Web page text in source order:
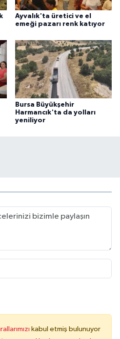
Ayvalık'ta üretici ve el
emeği pazarı renk katıyor
Bursa Büyükşehir
Harmancık'ta da yolları
yeniliyor
kabul etmiş bulunuyor